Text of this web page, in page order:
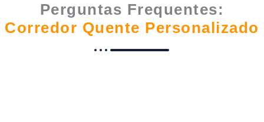
Perguntas Frequentes:
Corredor Quente Personalizado